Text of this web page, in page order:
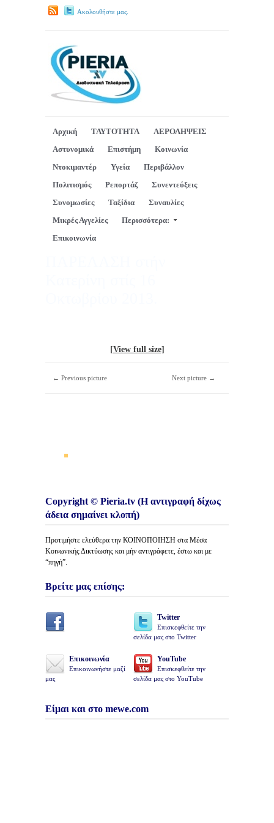
Ακολουθήστε μας.
Αρχική ΤΑΥΤΟΤΗΤΑ
ΑΕΡΟΛΗΨΕΙΣ
Αστυνομικά
Επιστήμη
Κοινωνία
Ντοκιμαντέρ
Υγεία
Περιβάλλον
Πολιτισμός
Ρεπορτάζ
Συνεντεύξεις
Συνομωσίες
Ταξίδια
Συναυλίες
Μικρές Αγγελίες
Περισσότερα:
Επικοινωνία
[View full size]
← Previous picture Next picture →
Copyright © Pieria.tv (Η αντιγραφή δίχως
άδεια σημαίνει κλοπή)
Προτιμήστε ελεύθερα την ΚΟΙΝΟΠΟΙΗΣΗ στα Μέσα
Κοινωνικής Δικτύωσης και μήν αντιγράφετε, έστω και με
“πηγή”.
Βρείτε μας επίσης:
Twitter
Επισκεφθείτε την
σελίδα μας στο Twitter
Επικοινωνία
Επικοινωνήστε μαζί
μας
YouTube
Επισκεφθείτε την
σελίδα μας στο YouTube
Είμαι και στο mewe.com